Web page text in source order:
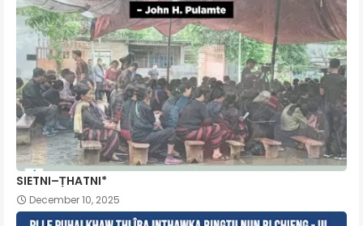
SIETNI–ṬHATNI*
December 10, 2025